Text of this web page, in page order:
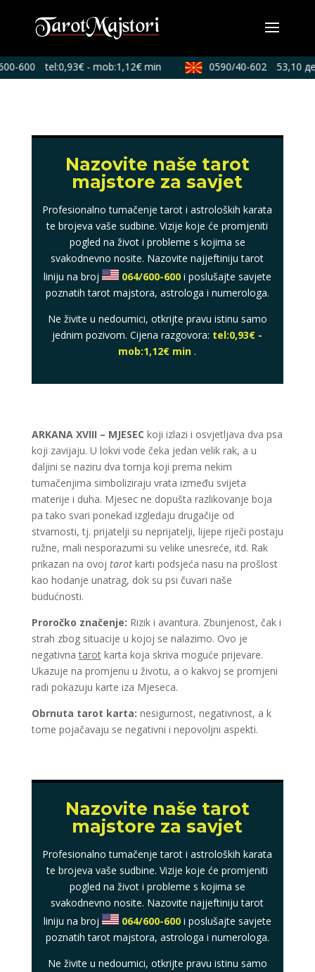
600 tel:0,93€ - mob:1,12€ min 0590/40-602 53,10
Nazovite naše tarot
majstore za savjet
Profesionalno tumačenje tarot i astroloških karata
te brojeva vaše sudbine. Vizije koje će promjeniti
pogled na život i probleme s kojima se
svakodnevno nosite. Nazovite najjeftiniju tarot
liniju na broj
064/600-600 i poslušajte savjete
poznatih tarot majstora, astrologa i numerologa.
Ne živite u nedoumici, otkrijte pravu istinu samo
jednim pozivom. Cijena razgovora: tel:0,93€ -
mob:1,12€ min .
ARKANA XVIII – MJESEC koji izlazi i osvjetljava dva psa
koji zavijaju. U lokvi vode čeka jedan velik rak, a u
daljini se naziru dva tornja koji prema nekim
tumačenjima simboliziraju vrata između svijeta
materije i duha. Mjesec ne dopušta razlikovanje boja
pa tako svari ponekad izgledaju drugačije od
stvarnosti, tj. prijatelji su neprijatelji, lijepe riječi postaju
ružne, mali nesporazumi su velike unesreće, itd. Rak
prikazan na ovoj tarotkarti podsjeća nasu na prošlost
kao hodanje unatrag, dok su psi čuvari naše
budućnosti.
Proročko značenje: Rizik i avantura. Zbunjenost, čak i
strah zbog situacije u kojoj se nalazimo. Ovo je
negativnatarotkarta koja skriva moguće prijevare.
Ukazuje na promjenu u životu, a o kakvoj se promjeni
radi pokazuju karte iza Mjeseca.
Obrnuta tarot karta: nesigurnost, negativnost, a k
tome pojačavaju se negativni i nepovoljni aspekti.
Nazovite naše tarot
majstore za savjet
Profesionalno tumačenje tarot i astroloških karata
te brojeva vaše sudbine. Vizije koje će promjeniti
pogled na život i probleme s kojima se
svakodnevno nosite. Nazovite najjeftiniju tarot
liniju na broj
064/600-600 i poslušajte savjete
poznatih tarot majstora, astrologa i numerologa.
Ne živite u nedoumici, otkrijte pravu istinu samo